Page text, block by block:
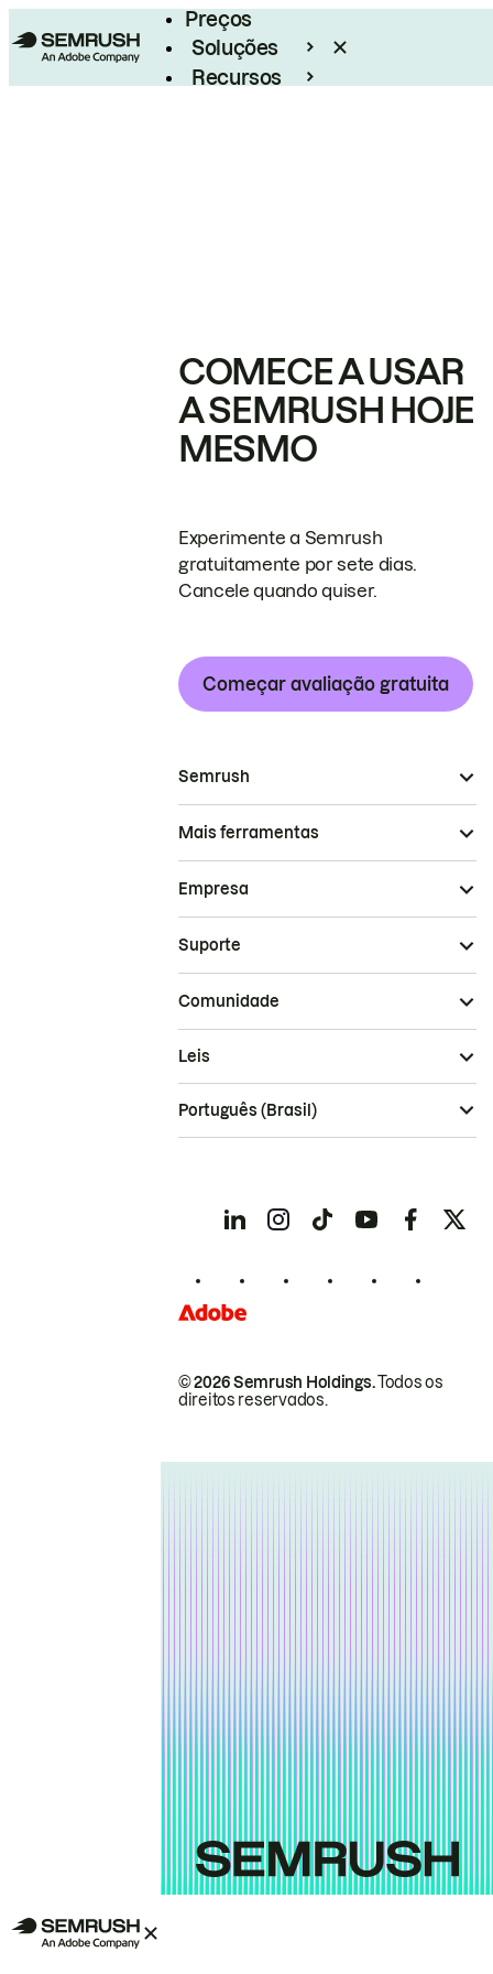
Preços
Soluções
Recursos
COMECE A USAR
A SEMRUSH HOJE
MESMO
Experimente a Semrush
gratuitamente por sete dias.
Cancele quando quiser.
Começar avaliação gratuita
Semrush
Mais ferramentas
Empresa
Suporte
Comunidade
© 2026 Semrush Holdings.Todos os
direitos reservados.
Leis
Português (Brasil)